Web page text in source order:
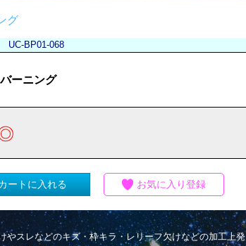
グ
UC-BP01-068
ーニング
ートに入れる お気に入り登録
やスレなどのキズ・枠キラ・レリーフ欠けなどの加工上発